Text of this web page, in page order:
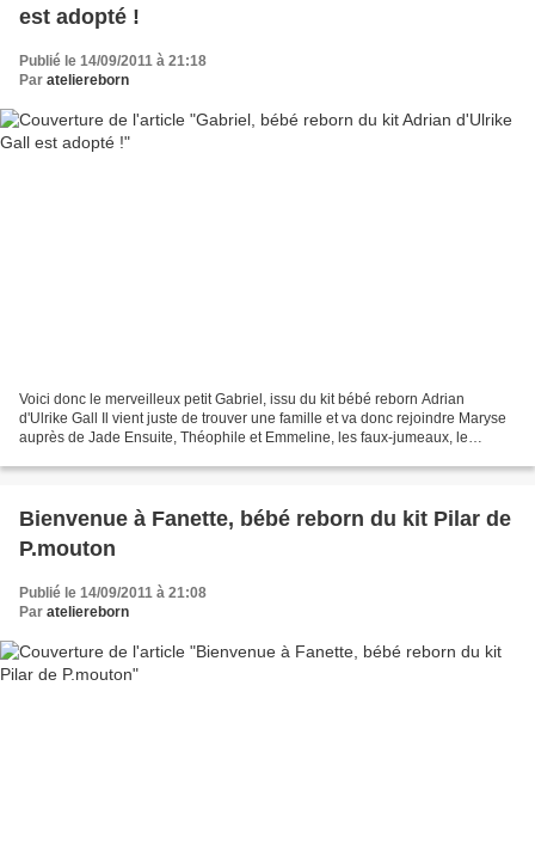
est adopté !
Publié le 14/09/2011 à 21:18
Par ateliereborn
Voici donc le merveilleux petit Gabriel, issu du kit bébé reborn Adrian
d'Ulrike Gall Il vient juste de trouver une famille et va donc rejoindre Maryse
auprès de Jade Ensuite, Théophile et Emmeline, les faux-jumeaux, le
Bienvenue à Fanette, bébé reborn du kit Pilar de
P.mouton
Publié le 14/09/2011 à 21:08
Par ateliereborn